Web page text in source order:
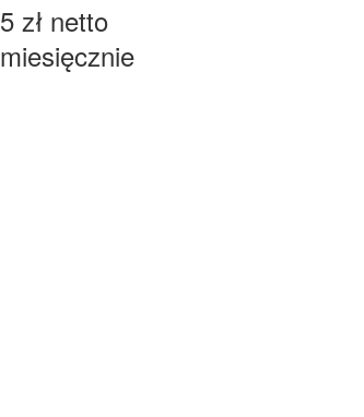
5 zł netto
miesięcznie